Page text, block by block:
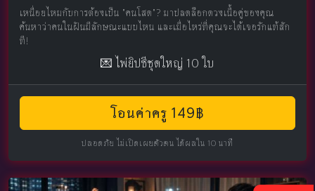
เหนื่อยไหมกับการต้องเป็น "คนโสด"? มาปลดล็อกดวงเนื้อคู่ของคุณ
ค้นหาว่าคนในฝันมีลักษณะแบบไหน และเมื่อไหร่ที่คุณจะได้เจอรักแท้สัก
ที!
💌 ไพ่ยิปซีชุดใหญ่ 10 ใบ
โอนค่าครู 149฿
ปลอดภัย ไม่เปิดเผยตัวตน ได้ผลใน 10 นาที